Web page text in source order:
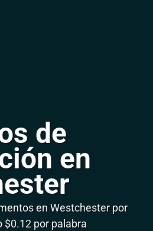
de
en
en Westchester por
$0.12 por palabra